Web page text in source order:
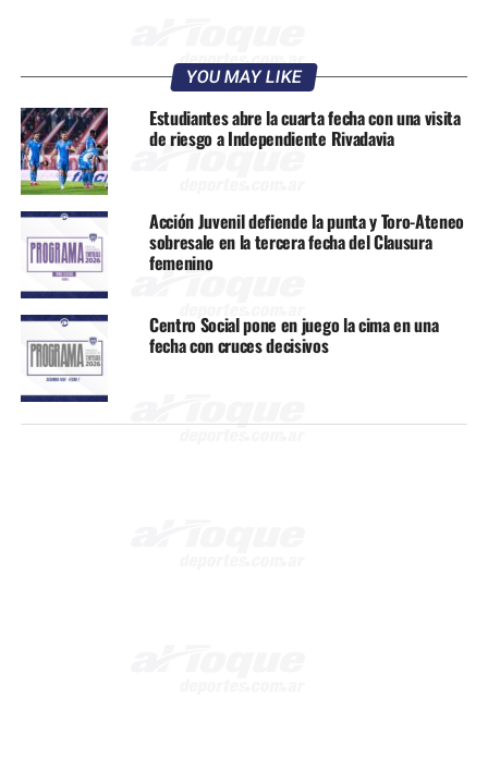
YOU MAY LIKE
Estudiantes abre la cuarta fecha con una visita
de riesgo a Independiente Rivadavia
Acción Juvenil defiende la punta y Toro-Ateneo
sobresale en la tercera fecha del Clausura
femenino
Centro Social pone en juego la cima en una
fecha con cruces decisivos